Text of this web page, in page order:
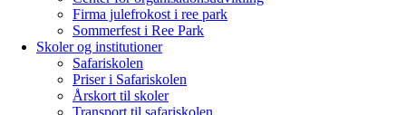
Firma julefrokost i ree park
Sommerfest i Ree Park
Skoler og institutioner
Safariskolen
Priser i Safariskolen
Årskort til skoler